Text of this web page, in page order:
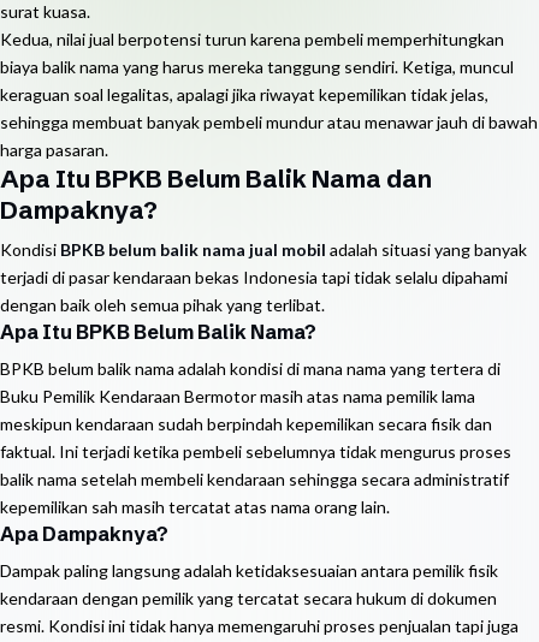
surat kuasa.
Kedua, nilai jual berpotensi turun karena pembeli memperhitungkan
biaya balik nama yang harus mereka tanggung sendiri. Ketiga, muncul
keraguan soal legalitas, apalagi jika riwayat kepemilikan tidak jelas,
sehingga membuat banyak pembeli mundur atau menawar jauh di bawah
harga pasaran.
Apa Itu BPKB Belum Balik Nama dan
Dampaknya?
Kondisi BPKB belum balik nama jual mobil adalah situasi yang banyak
terjadi di pasar kendaraan bekas Indonesia tapi tidak selalu dipahami
dengan baik oleh semua pihak yang terlibat.
Apa Itu BPKB Belum Balik Nama?
BPKB belum balik nama adalah kondisi di mana nama yang tertera di
Buku Pemilik Kendaraan Bermotor masih atas nama pemilik lama
meskipun kendaraan sudah berpindah kepemilikan secara fisik dan
faktual. Ini terjadi ketika pembeli sebelumnya tidak mengurus proses
balik nama setelah membeli kendaraan sehingga secara administratif
kepemilikan sah masih tercatat atas nama orang lain.
Apa Dampaknya?
Dampak paling langsung adalah ketidaksesuaian antara pemilik fisik
kendaraan dengan pemilik yang tercatat secara hukum di dokumen
resmi. Kondisi ini tidak hanya memengaruhi proses penjualan tapi juga